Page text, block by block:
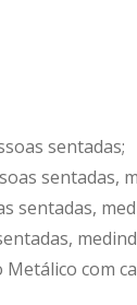
sentadas;
sentadas,
sentadas,
com